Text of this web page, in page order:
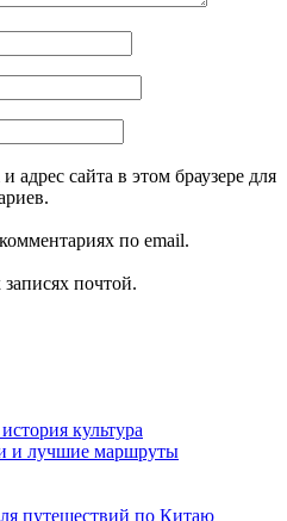
адрес сайта в этом браузере для
по email.
почтой.
культура
и лучшие маршруты
путешествий по Китаю